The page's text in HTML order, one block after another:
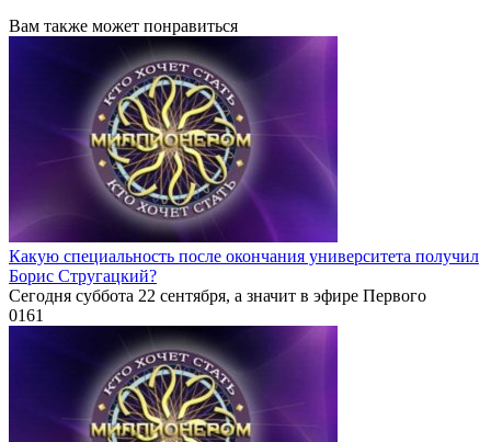
Вам также может понравиться
Какую специальность после окончания университета получил
Борис Стругацкий?
Сегодня суббота 22 сентября, а значит в эфире Первого
0161